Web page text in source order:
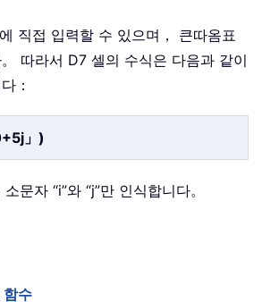
직접 입력할 수 있으며， 큰따옴표
따라서 D7 셀의 수식은 다음과 같이
：
」)
문자 “i”와 “j”만 인식합니다。
수